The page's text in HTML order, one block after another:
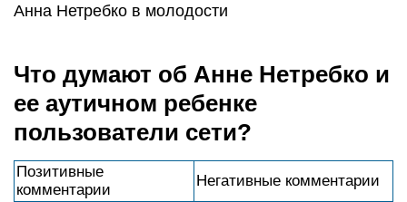
Анна Нетребко в молодости
Что думают об Анне Нетребко и
ее аутичном ребенке
пользователи сети?
Позитивные
комментарии
Негативные комментарии